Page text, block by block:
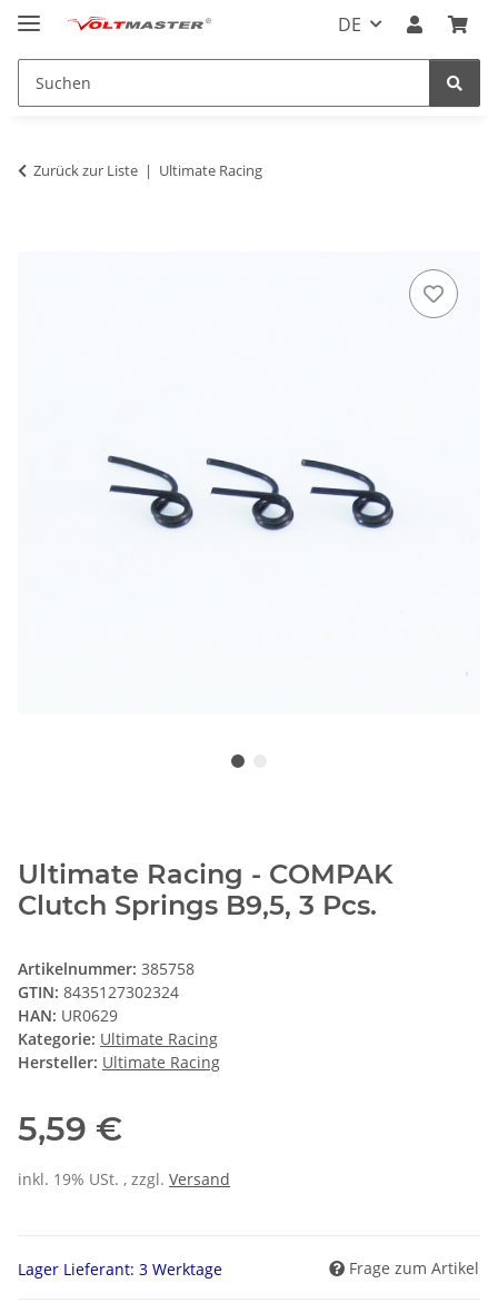
DE
Zurück zur Liste Ultimate Racing
Ultimate Racing - COMPAK
Clutch Springs B9,5, 3 Pcs.
Artikelnummer: 385758
GTIN: 8435127302324
HAN: UR0629
Kategorie: Ultimate Racing
Hersteller: Ultimate Racing
5,59 €
inkl. 19% USt. , zzgl. Versand
Lager Lieferant: 3 Werktage Frage zum Artikel